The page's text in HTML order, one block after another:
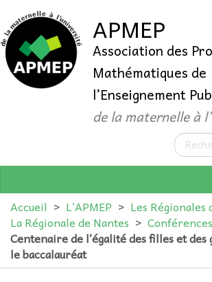
APMEP
Association des
Mathématiques de
l’Enseignement
de la maternelle à
QUI SOMMES-NOUS ?
Accueil > L’APMEP > Les Régionales
La Régionale de Nantes > Conférences
Centenaire de l’égalité des filles et des
le baccalauréat